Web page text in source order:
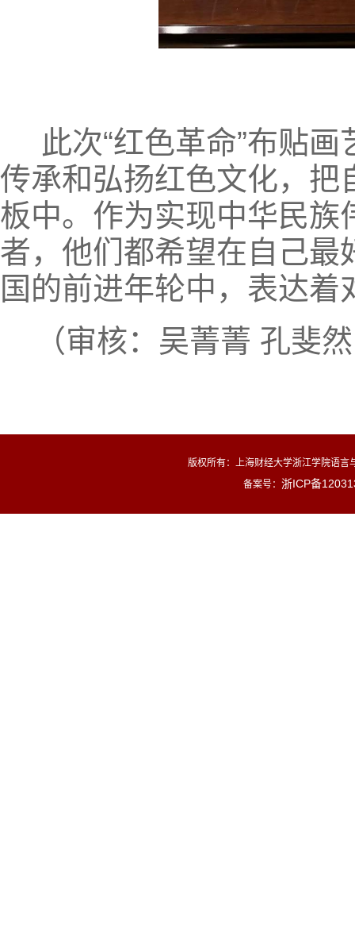
此次“红色革命”布贴
传承和弘扬红色文化，把
板中。作为实现中华民族
者，他们都希望在自己最
国的前进年轮中，表达
（审核：吴菁菁 孔斐
版权所有： 上海财经大学浙江学院语
备案号： 浙ICP备